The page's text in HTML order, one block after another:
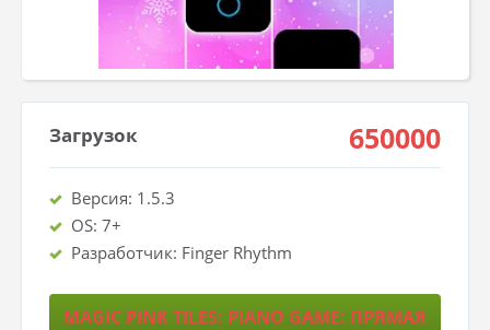
Загрузок 650000
Версия: 1.5.3
OS: 7+
Разработчик: Finger Rhythm
MAGIC PINK TILES: PIANO GAME: ПРЯМАЯ